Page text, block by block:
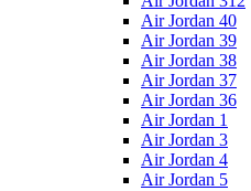
Air Jordan 40
Air Jordan 39
Air Jordan 38
Air Jordan 37
Air Jordan 36
Air Jordan 1
Air Jordan 3
Air Jordan 4
Air Jordan 5